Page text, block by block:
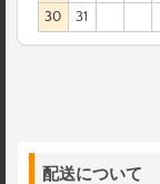
30
31
配送について